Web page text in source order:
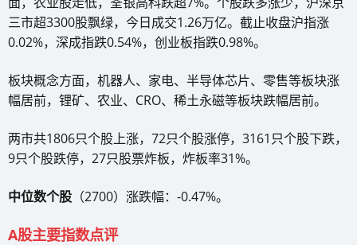
三市超3300股飘绿，今日成交1.26万亿。截止收盘沪指涨
0.02%，深成指跌0.54%，创业板指跌0.98%。
板块概念方面，机器人、家电、半导体芯片、零售等板块涨
幅居前，锂矿、农业、CRO、稀土永磁等板块跌幅居前。
两市共1806只个股上涨，72只个股涨停，3161只个股下跌，
9只个股跌停，27只股票炸板，炸板率31%。
中位数个股 （2700）涨跌幅：-0.47%。
A股主要指数点评